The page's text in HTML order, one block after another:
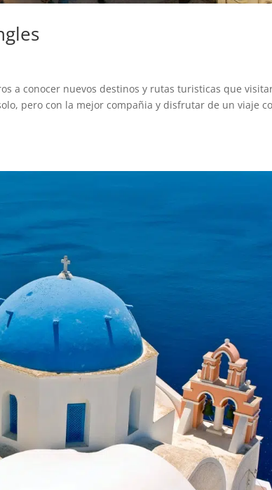
a conocer nuevos destinos y rutas turisticas que
pero con la mejor compañia y disfrutar de un viaje